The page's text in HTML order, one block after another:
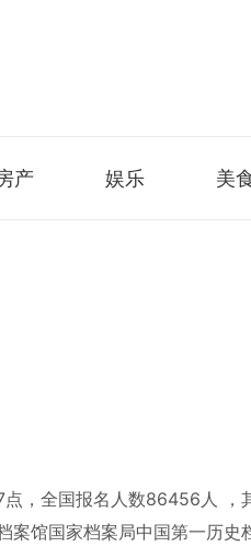
产 娱乐 美
，全国报名人数86456人 ，
馆国家档案局中国第一历史